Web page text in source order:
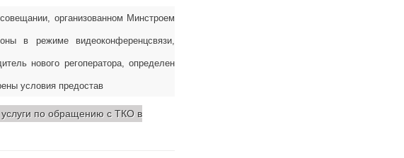
организованном Минстроем
в режиме видеоконференцсвязи,
нового регоператора, определен
условия предостав
по обращению с ТКО в